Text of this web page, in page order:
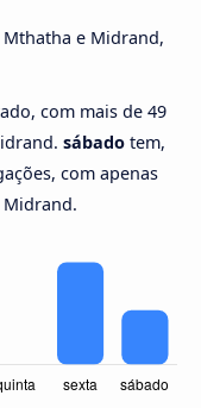
e Midrand,
com mais de 49
sábado tem,
com apenas